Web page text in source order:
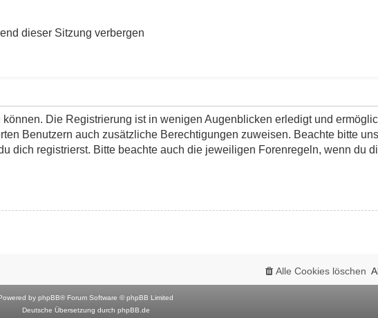
o
dieser Sitzung verbergen
Die Registrierung ist in wenigen Augenblicken erledigt und
Benutzern auch zusätzliche Berechtigungen zuweisen. Beachte bitte
dich registrierst. Bitte beachte auch die jeweiligen Forenregeln, wenn du
Alle Cookies löschen
by phpBB® Forum Software © phpBB Limited
Deutsche Übersetzung durch phpBB.de